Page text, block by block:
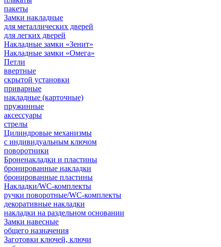
пакеты
Замки накладные
для металлических дверей
для легких дверей
Накладные замки «Зенит»
Накладные замки «Омега»
Петли
ввертные
скрытой установки
приварные
накладные (карточные)
пружинные
аксессуары
стрелы
Цилиндровые механизмы
с индивидуальным ключом
поворотники
Броненакладки и пластины
бронированные накладки
бронированные пластины
Накладки/WC-комплекты
ручки поворотные/WC-комплекты
декоративные накладки
накладки на раздельном основании
Замки навесные
общего назначения
Заготовки ключей, ключи